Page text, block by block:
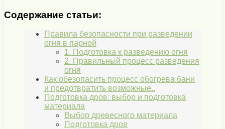
Содержание статьи:
Правила безопасности при разведении
огня в парной
1. Подготовка к разведению огня
2. Правильный процесс разведения
огня
Как обезопасить процесс обогрева бани
и предотвратить возможные..
Подготовка дров: выбор и подготовка
материала
Выбор древесного материала
Подготовка дров